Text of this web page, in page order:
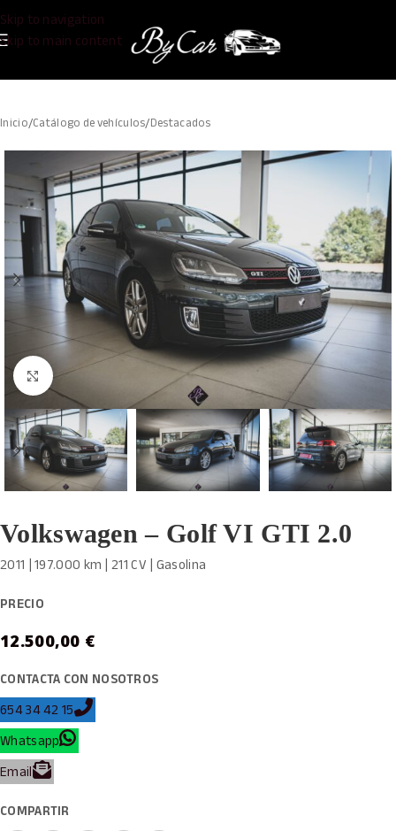
Skip to navigation
Skip to main content
Inicio/Catálogo de vehículos/Destacados
Clic para ampliar
Volkswagen – Golf VI GTI 2.0
2011 | 197.000 km | 211 CV | Gasolina
PRECIO
12.500,00 €
CONTACTA CON NOSOTROS
654 34 42 15
Whatsapp
Email
COMPARTIR